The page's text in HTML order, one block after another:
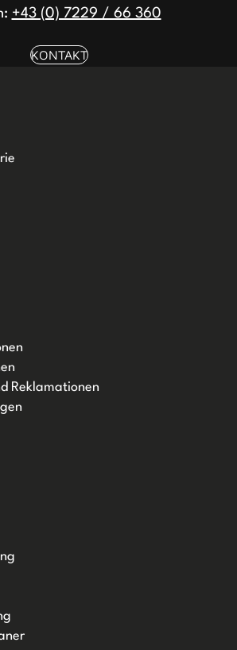
+43 (0) 7229 / 66 360
KONTAKT
Reklamationen